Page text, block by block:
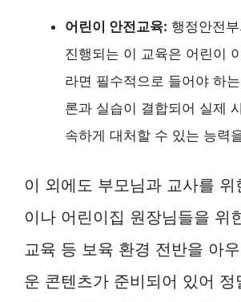
어린이 안전교육: 행정안전
진행되는 이 교육은 어린이
라면 필수적으로 들어야 하
론과 실습이 결합되어 실제
속하게 대처할 수 있는 능력
이 외에도 부모님과 교사를
이나 어린이집 원장님들을 위
교육 등 보육 환경 전반을 아
운 콘텐츠가 준비되어 있어 정